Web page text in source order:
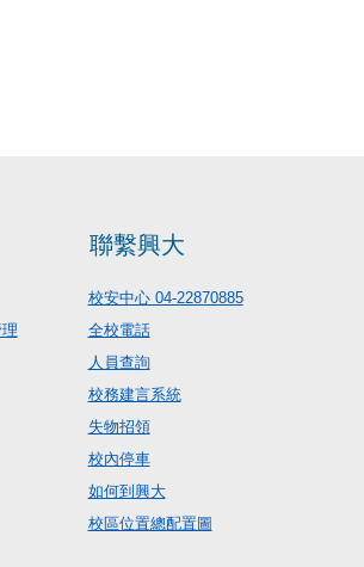
聯繫興大
校安中心 04-22870885
全校電話
人員查詢
校務建言系統
失物招領
校內停車
如何到興大
校區位置總配置圖